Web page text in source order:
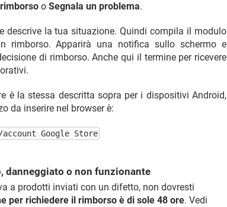
o Segnala un problema.
descrive la tua situazione. Quindi compila il modulo
rimborso. Apparirà una notifica sullo schermo e
di rimborso. Anche qui il termine per ricevere
è la stessa descritta sopra per i dispositivi Android,
da inserire nel browser è:
Google Store
danneggiato o non funzionante
a prodotti inviati con un difetto, non dovresti
per richiedere il rimborso è di sole 48 ore. Vedi